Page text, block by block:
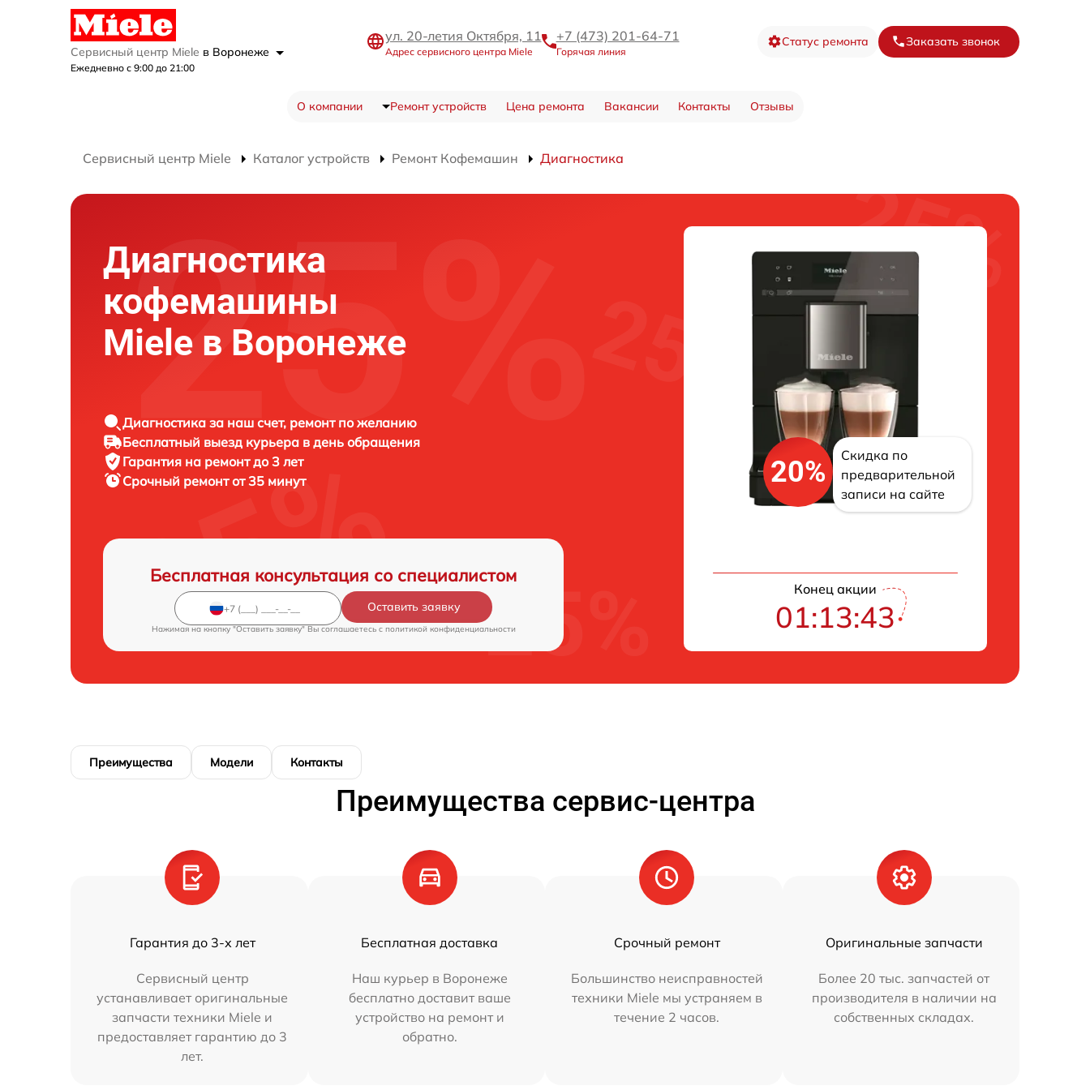
Сервисный центр Miele в Воронеже
Ежедневно с 9:00 до 21:00
ул. 20-летия Октября, 11
Адрес сервисного центра Miele
+7 (473) 201-64-71
Горячая линия
Статус ремонта Заказать звонок
О компании Ремонт устройств Цена ремонта Вакансии Контакты Отзывы
Сервисный центр Miele Каталог устройств Ремонт Кофемашин Диагностика
Диагностика
кофемашины
Miele в Воронеже
Диагностика за наш счет, ремонт по желанию
Бесплатный выезд курьера в день обращения
Гарантия на ремонт до 3 лет
Срочный ремонт от 35 минут
Бесплатная консультация со специалистом
Оставить заявку
Нажимая на кнопку "Оставить заявку" Вы соглашаетесь c политикой конфиденциальности
20%
Скидка по
предварительной
записи на сайте
Конец акции
01:13:42
Преимущества Модели Контакты
Преимущества сервис-центра
Гарантия до 3-х лет
Сервисный центр
устанавливает оригинальные
запчасти техники Miele и
предоставляет гарантию до 3
лет.
Бесплатная доставка
Наш курьер в Воронеже
бесплатно доставит ваше
устройство на ремонт и
обратно.
Срочный ремонт
Большинство неисправностей
техники Miele мы устраняем в
течение 2 часов.
Оригинальные запчасти
Более 20 тыс. запчастей от
производителя в наличии на
собственных складах.